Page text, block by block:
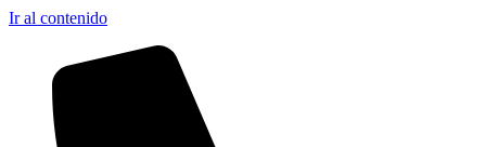
Ir al contenido